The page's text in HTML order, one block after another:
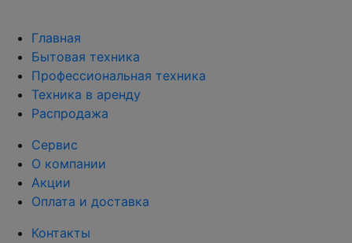
Главная
Бытовая техника
Профессиональная техника
Техника в аренду
Распродажа
Сервис
О компании
Акции
Оплата и доставка
Контакты